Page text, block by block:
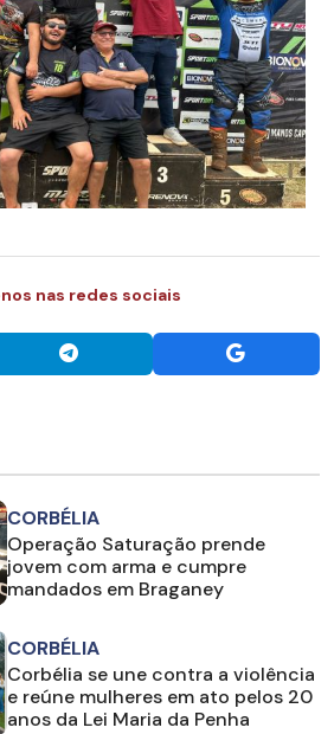
nas redes sociais
CORBÉLIA
Operação Saturação prende
jovem com arma e cumpre
mandados em Braganey
CORBÉLIA
Corbélia se une contra a violência
e reúne mulheres em ato pelos 20
anos da Lei Maria da Penha